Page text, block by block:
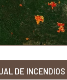
DE